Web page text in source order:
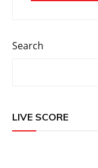
Search
LIVE SCORE